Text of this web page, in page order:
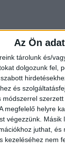
Az Ön
tárolunk és/
dolgozunk fel,
és
módszerrel
megfelelő helyre
végezzünk.
juthat, és
kezeléséhez nem